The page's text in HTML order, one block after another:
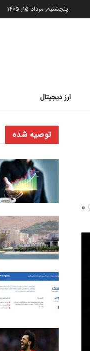
پنجشنبه, مرداد ۱۵, ۱۴۰۵
ارز دیجیتال
توصیه شده